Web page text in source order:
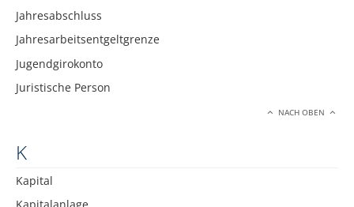
Jahresabschluss
Jahresarbeitsentgeltgrenze
Jugendgirokonto
Juristische Person
NACH OBEN
K
Kapital